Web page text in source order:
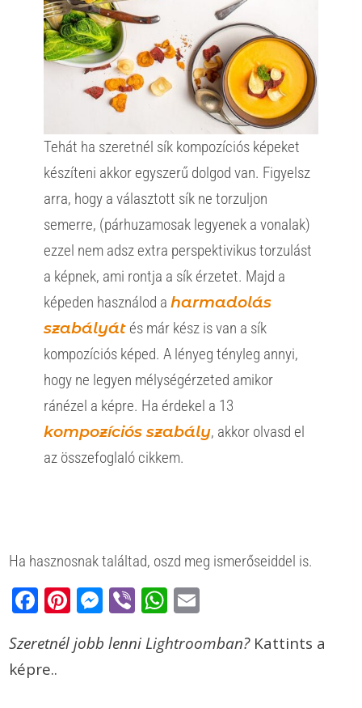
Tehát ha szeretnél sík kompozíciós képeket
készíteni akkor egyszerű dolgod van. Figyelsz
arra, hogy a választott sík ne torzuljon
semerre, (párhuzamosak legyenek a vonalak)
ezzel nem adsz extra perspektivikus torzulást
a képnek, ami rontja a sík érzetet. Majd a
képeden használod a harmadolás
szabályátés már kész is van a sík
kompozíciós képed. A lényeg tényleg annyi,
hogy ne legyen mélységérzeted amikor
ránézel a képre. Ha érdekel a 13
kompozíciós szabály, akkor olvasd el
az összefoglaló cikkem.
Ha hasznosnak találtad, oszd meg ismerőseiddel is.
Facebook
Pinterest
Messenger
ViberWhatsApp
Szeretnél jobb lenni Lightroomban? Kattints a
képre..